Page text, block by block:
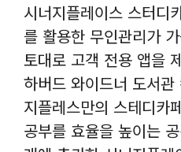
시너지플레이스 스터디
를 활용한 무인관리가
토대로 고객 전용 앱을
하버드 와이드너 도서
지플레스만의 스테디카
공부를 효율을 높이는